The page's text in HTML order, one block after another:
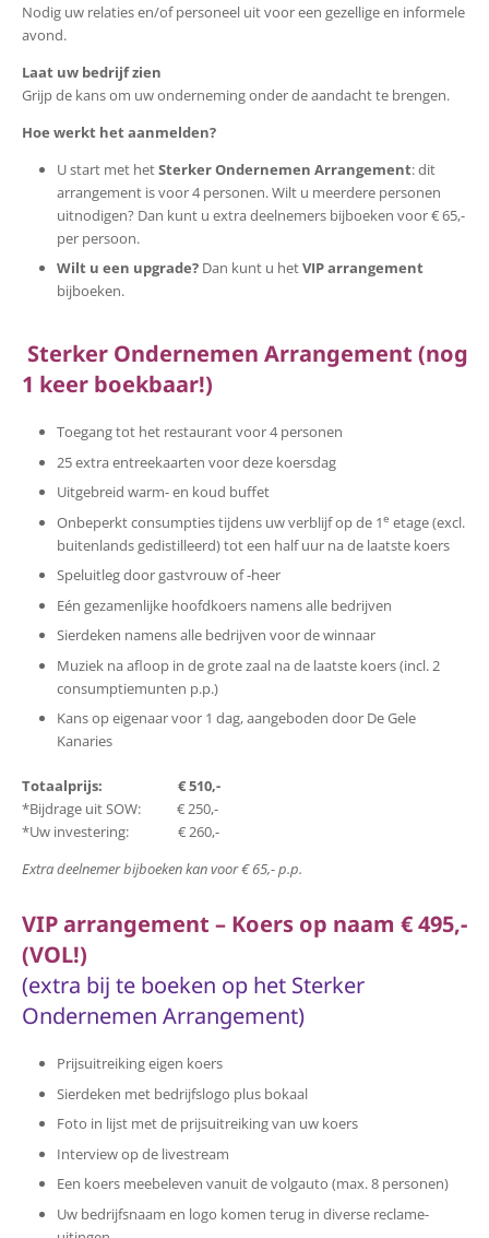
Nodig uw relaties en/of personeel uit voor een gezellige en informele
avond.
Laat uw bedrijf zien
Grijp de kans om uw onderneming onder de aandacht te brengen.
Hoe werkt het aanmelden?
U start met hetSterker Ondernemen Arrangement: dit
arrangement is voor 4 personen. Wilt u meerdere personen
uitnodigen? Dan kunt u extra deelnemers bijboeken voor € 65,-
per persoon.
Wilt u een upgrade? Dan kunt u hetVIP arrangement
bijboeken.
Sterker Ondernemen Arrangement (nog
1 keer boekbaar!)
Toegang tot het restaurant voor 4 personen
25 extra entreekaarten voor deze koersdag
Uitgebreid warm- en koud buffet
Onbeperkt consumpties tijdens uw verblijf op de 1e etage (excl.
buitenlands gedistilleerd) tot een half uur na de laatste koers
Speluitleg door gastvrouw of -heer
Eén gezamenlijke hoofdkoers namens alle bedrijven
Sierdeken namens alle bedrijven voor de winnaar
Muziek na afloop in de grote zaal na de laatste koers (incl. 2
consumptiemunten p.p.)
Kans op eigenaar voor 1 dag, aangeboden door De Gele
Kanaries
Totaalprijs: € 510,-
*Bijdrage uit SOW: € 250,-
*Uw investering: € 260,-
Extra deelnemer bijboeken kan voor € 65,- p.p.
VIP arrangement – Koers op naam € 495,-
(VOL!)
(extra bij te boeken op het Sterker
Ondernemen Arrangement)
Prijsuitreiking eigen koers
Sierdeken met bedrijfslogo plus bokaal
Foto in lijst met de prijsuitreiking van uw koers
Interview op de livestream
Een koers meebeleven vanuit de volgauto (max. 8 personen)
Uw bedrijfsnaam en logo komen terug in diverse reclame-